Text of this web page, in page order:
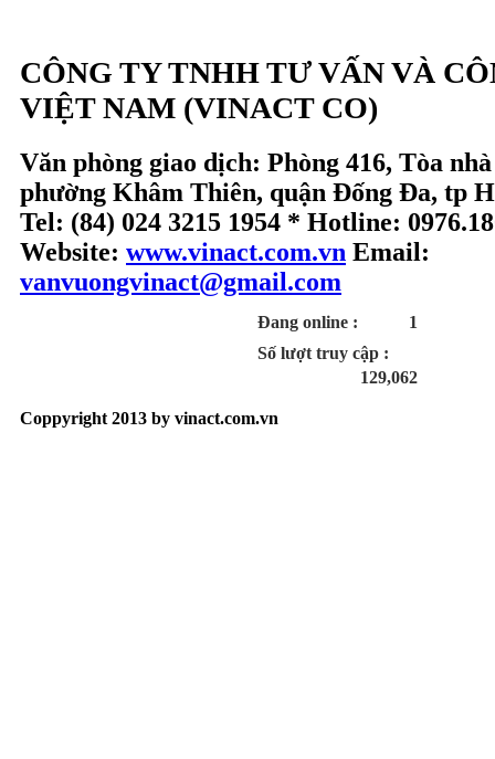
CÔNG TY TNHH TƯ VẤN VÀ
VIỆT NAM (VINACT CO)
Văn phòng giao dịch: Phòng 416, Tòa
phường Khâm Thiên, quận Đống Đa, tp
Tel: (84) 024 3215 1954 * Hotline:
Website: www.vinact.com.vn Email:
vanvuongvinact@gmail.com
Đang online :
1
Số lượt truy cập :
129,062
Coppyright 2013 by vinact.com.vn